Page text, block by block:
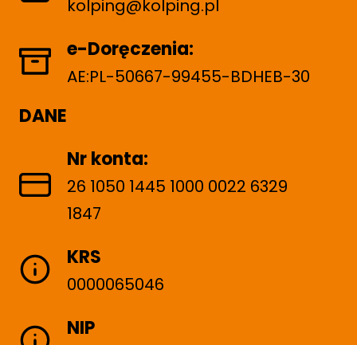
kolping@kolping.pl
e-Doręczenia:
AE:PL-50667-99455-BDHEB-30
DANE
Nr konta:
26 1050 1445 1000 0022 6329
1847
KRS
0000065046
NIP